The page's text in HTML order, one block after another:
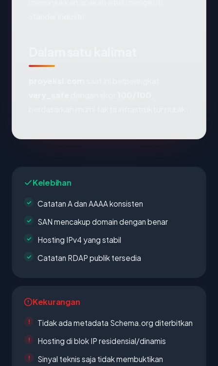
Kelebihan
Catatan A dan AAAA konsisten
SAN mencakup domain dengan benar
Hosting IPv4 yang stabil
Catatan RDAP publik tersedia
Kekurangan
Tidak ada metadata Schema.org diterbitkan
Hosting di blok IP residensial/dinamis
Sinyal teknis saja tidak membuktikan